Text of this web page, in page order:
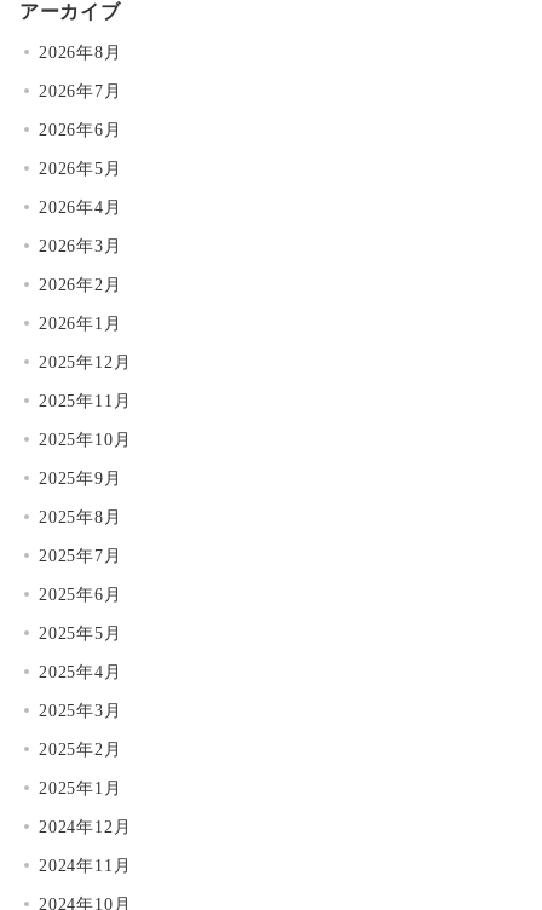
アーカイブ
2026年8月
2026年7月
2026年6月
2026年5月
2026年4月
2026年3月
2026年2月
2026年1月
2025年12月
2025年11月
2025年10月
2025年9月
2025年8月
2025年7月
2025年6月
2025年5月
2025年4月
2025年3月
2025年2月
2025年1月
2024年12月
2024年11月
2024年10月